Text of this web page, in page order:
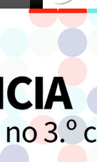
navigation